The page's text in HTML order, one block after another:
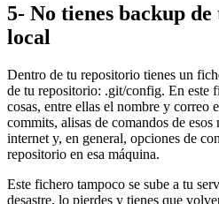
5- No tienes backup
local
Dentro de tu repositorio tienes un
de tu repositorio: .git/config. En este
cosas, entre ellas el nombre y correo
commits, alisas de comandos de
internet y, en general, opciones de
repositorio en esa máquina.
Este fichero tampoco se sube a tu
desastre, lo pierdes y tienes que